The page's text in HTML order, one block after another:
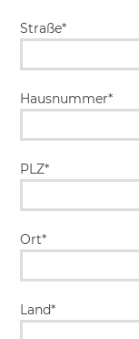
Straße*
Hausnummer*
PLZ*
Ort*
Land*